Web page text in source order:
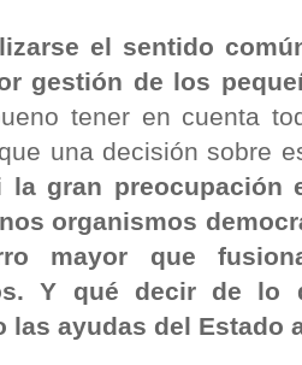
el sentido
gestión de los
tener en cuenta
una decisión sobre
la gran preocupación
organismos
mayor que
Y qué decir de lo
las ayudas del Estado